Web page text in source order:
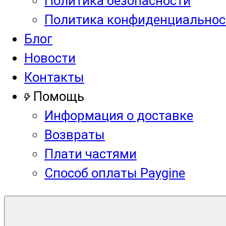
Политика
Блог
Новости
Контакты
Помощь
Информация о доставке
Возвраты
Плати частями
Способ оплаты Paygine